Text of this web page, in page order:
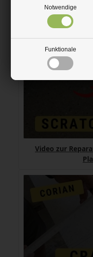
Notwendige
Funktionale
Video über das
Video zur